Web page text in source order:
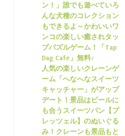
ン！」誰でも遊べていろ
んな犬種のコレクション
もできるよ～かわいいワ
ンコの楽しい癒されタッ
プパズルゲーム！「Tap
Dag Cafe」無料♪
人気の楽しいクレーンゲ
ーム「へなへなスイーツ
キャッチャー」がアップ
デート！景品はビールに
も合うスイーツパン【プ
レッツェル】のぬいぐる
み！クレーンも景品もと